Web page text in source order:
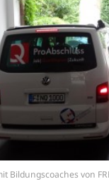
Bildungscoaches von